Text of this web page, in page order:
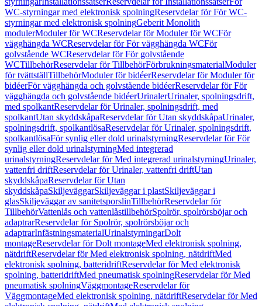
WC-styrningar med elektronisk spolningReservdelar för För WC-
styrningar med elektronisk spolningGeberit Monolith
modulerModuler för WCReservdelar för Moduler för WCFör
vägghängda WCReservdelar för För vägghängda WCFör
golvstående WCReservdelar för För golvstående
WCTillbehörReservdelar för TillbehörFörbrukningsmaterialModuler
för tvättställTillbehörModuler för bidéerReservdelar för Moduler för
bidéerFör vägghängda och golvstående bidéerReservdelar för För
vägghängda och golvstående bidéerUrinalerUrinaler, spolningsdrift,
med spolkantReservdelar för Urinaler, spolningsdrift, med
spolkantUtan skyddskåpaReservdelar för Utan skyddskåpaUrinaler,
spolningsdrift, spolkantlösaReservdelar för Urinaler, spolningsdrift,
spolkantlösaFör synlig eller dold urinalstyrningReservdelar för För
synlig eller dold urinalstyrningMed integrerad
urinalstyrningReservdelar för Med integrerad urinalstyrningUrinaler,
vattenfri driftReservdelar för Urinaler, vattenfri driftUtan
skyddskåpaReservdelar för Utan
skyddskåpaSkiljeväggarSkiljeväggar i plastSkiljeväggar i
glasSkiljeväggar av sanitetsporslinTillbehörReservdelar för
TillbehörVattenlås och vattenlåstillbehörSpolrör, spolrörsböjar och
adaptrarReservdelar för Spolrör, spolrörsböjar och
adaptrarInfästningsmaterialUrinalstyrningarDolt
montageReservdelar för Dolt montageMed elektronisk spolning,
nätdriftReservdelar för Med elektronisk spolning, nätdriftMed
elektronisk spolning, batteridriftReservdelar för Med elektronisk
spolning, batteridriftMed pneumatisk spolningReservdelar för Med
pneumatisk spolningVäggmontageReservdelar för
VäggmontageMed elektronisk spolning, nätdriftReservdelar för Med